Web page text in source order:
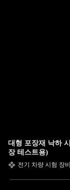
대형 포장재 낙하
장 테스트용)
전기 차량 시험 장비